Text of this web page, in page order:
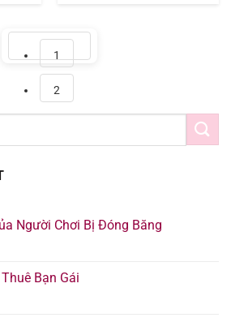
Page
1
Page
2
Người Chơi Bị Đóng Băng
Bạn Gái